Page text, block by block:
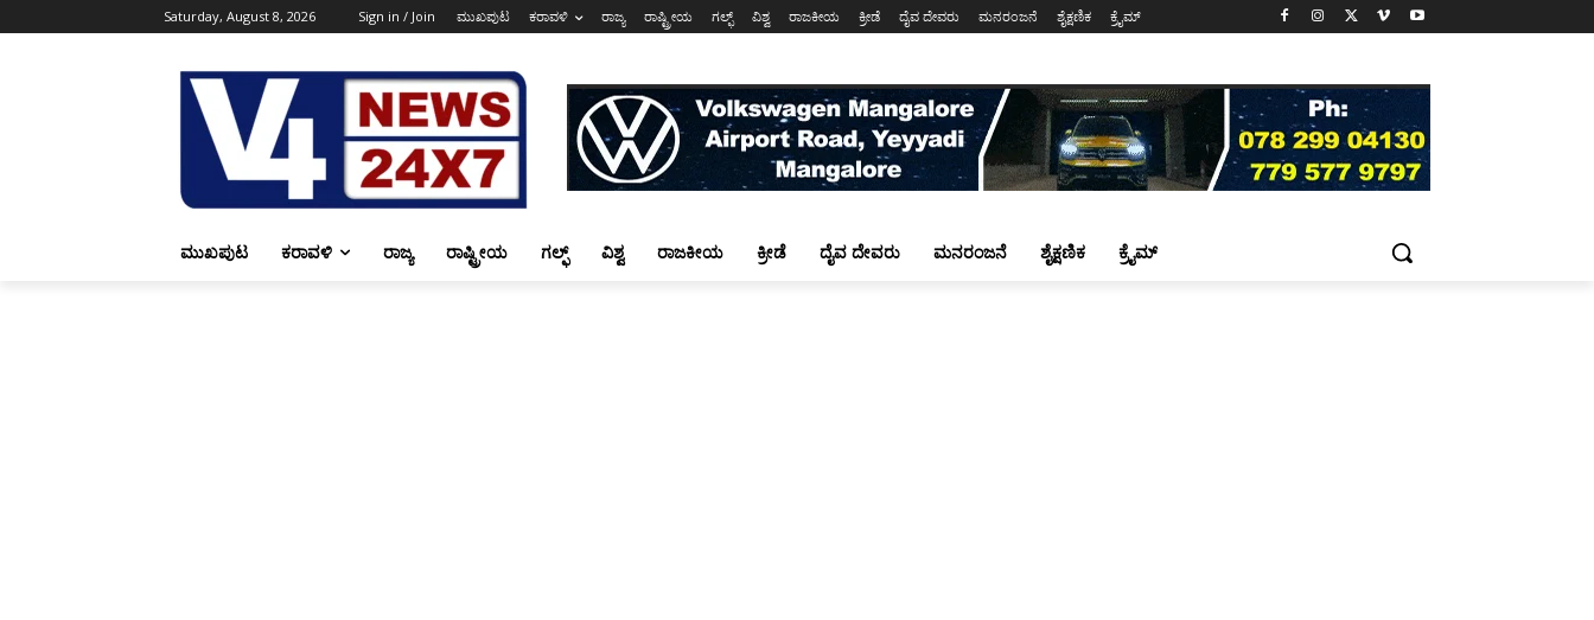
Saturday, August 8, 2026 Sign in / Join ಮುಖಪುಟ ಕರಾವಳಿ ರಾಜ್ಯ ರಾಷ್ಟ್ರೀಯ ಗಲ್ಫ್ ವಿಶ್ವ ರಾಜಕೀಯ ಕ್ರೀಡೆ ದೈವ ದೇವರು ಮನರಂಜನೆ ಶೈಕ್ಷಣಿಕ ಕ್ರೈಮ್
ಮುಖಪುಟ ಕರಾವಳಿ ರಾಜ್ಯ ರಾಷ್ಟ್ರೀಯ ಗಲ್ಫ್ ವಿಶ್ವ ರಾಜಕೀಯ ಕ್ರೀಡೆ ದೈವ ದೇವರು ಮನರಂಜನೆ ಶೈಕ್ಷಣಿಕ ಕ್ರೈಮ್